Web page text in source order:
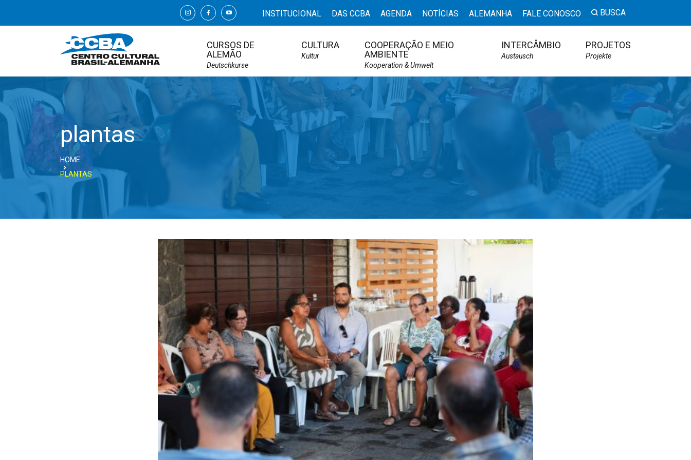
INSTITUCIONAL DAS CCBA AGENDA NOTÍCIAS ALEMANHA FALE CONOSCO BUSCA
CURSOS DE
ALEMÃO
Deutschkurse
CULTURA
Kultur
COOPERAÇÃO E MEIO
AMBIENTE
Kooperation & Umwelt
INTERCÂMBIO
Austausch
PROJETOS
Projekte
plantas
HOME
PLANTAS